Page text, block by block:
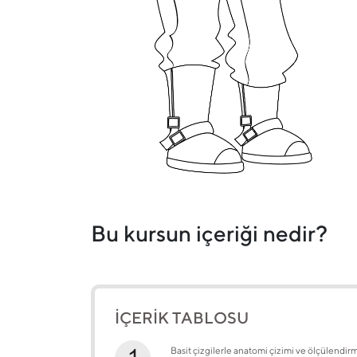
Bu kursun içeriği nedir?
İÇERİK TABLOSU
Basit çizgilerle anatomi çizimi ve